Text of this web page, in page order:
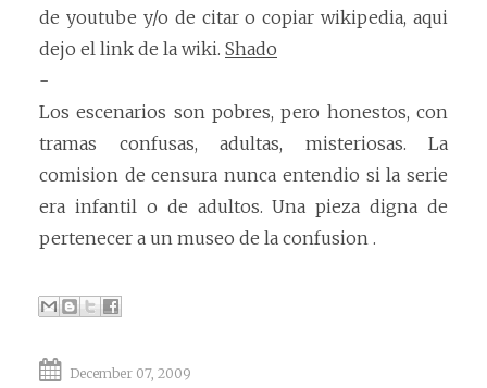
de youtube y/o de citar o copiar wikipedia, aqui
dejo el link de la wiki. Shado
-
Los escenarios son pobres, pero honestos, con
tramas confusas, adultas, misteriosas. La
comision de censura nunca entendio si la serie
era infantil o de adultos. Una pieza digna de
pertenecer a un museo de la confusion .
December 07, 2009